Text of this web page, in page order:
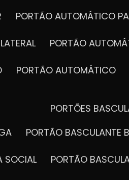
PORTÃO AUTOMÁTICO
PORTÃO
PORTÃO AUTOMÁTICO
PORTÕES
PORTÃO BASCULANTE
SOCIAL PORTÃO